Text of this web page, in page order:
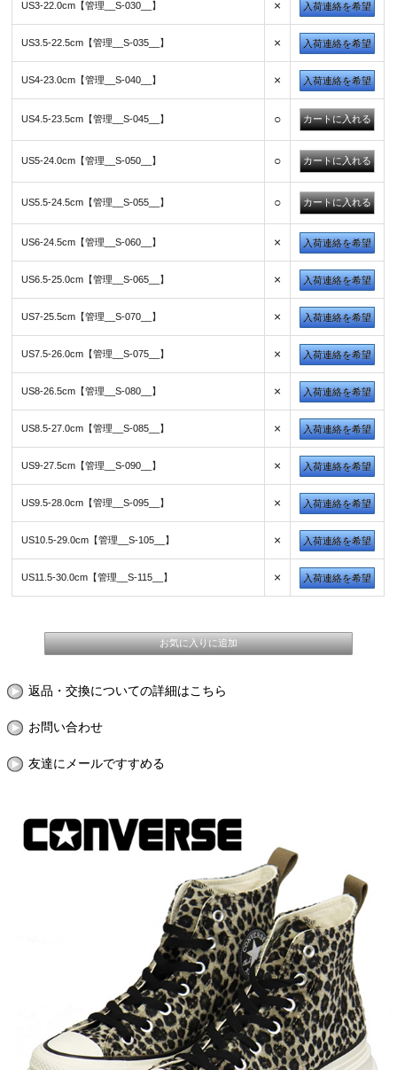
US3-22.0cm【管理__S-030__】 × 入荷連絡を希望
US3.5-22.5cm【管理__S-035__】 × 入荷連絡を希望
US4-23.0cm【管理__S-040__】 × 入荷連絡を希望
US4.5-23.5cm【管理__S-045__】 ○
US5-24.0cm【管理__S-050__】 ○
US5.5-24.5cm【管理__S-055__】 ○
US6-24.5cm【管理__S-060__】 × 入荷連絡を希望
US6.5-25.0cm【管理__S-065__】 × 入荷連絡を希望
US7-25.5cm【管理__S-070__】 × 入荷連絡を希望
US7.5-26.0cm【管理__S-075__】 × 入荷連絡を希望
US8-26.5cm【管理__S-080__】 × 入荷連絡を希望
US8.5-27.0cm【管理__S-085__】 × 入荷連絡を希望
US9-27.5cm【管理__S-090__】 × 入荷連絡を希望
US9.5-28.0cm【管理__S-095__】 × 入荷連絡を希望
US10.5-29.0cm【管理__S-105__】 × 入荷連絡を希望
US11.5-30.0cm【管理__S-115__】 × 入荷連絡を希望
返品・交換についての詳細はこちら
お問い合わせ
友達にメールですすめる